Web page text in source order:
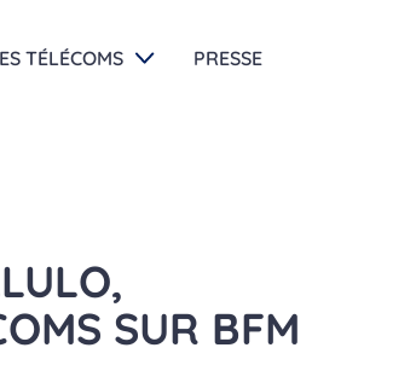
TÉLÉCOMS PRESSE
SUR BFM